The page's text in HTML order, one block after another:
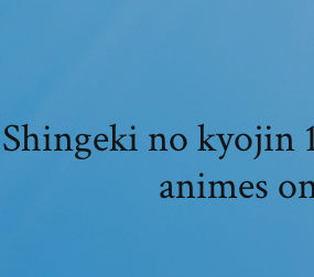
Shingeki no kyojin
animes